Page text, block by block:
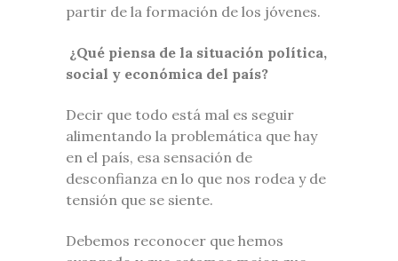
partir de la formación de los jóvenes.
¿Qué piensa de la situación política,
social y económica del país?
Decir que todo está mal es seguir
alimentando la problemática que hay
en el país, esa sensación de
desconfianza en lo que nos rodea y de
tensión que se siente.
Debemos reconocer que hemos